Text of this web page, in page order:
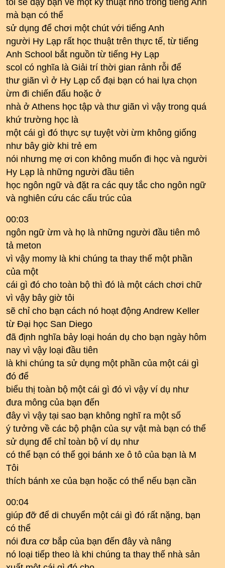
tôi sẽ dạy bạn về một kỹ thuật nhỏ trong tiếng Anh
mà bạn có thể
sử dụng để chơi một chút với tiếng Anh
người Hy Lạp rất học thuật trên thực tế, từ tiếng
Anh School bắt nguồn từ tiếng Hy Lạp
scol có nghĩa là Giải trí thời gian rảnh rỗi để
thư giãn vì ở Hy Lạp cổ đại bạn có hai lựa chọn
ừm đi chiến đấu hoặc ở
nhà ở Athens học tập và thư giãn vì vậy trong quá
khứ trường học là
một cái gì đó thực sự tuyệt vời ừm không giống
như bây giờ khi trẻ em
nói nhưng mẹ ơi con không muốn đi học và người
Hy Lạp là những người đầu tiên
học ngôn ngữ và đặt ra các quy tắc cho ngôn ngữ
và nghiên cứu các cấu trúc của
00:03
ngôn ngữ ừm và họ là những người đầu tiên mô
tả meton
vì vậy momy là khi chúng ta thay thế một phần
của một
cái gì đó cho toàn bộ thì đó là một cách chơi chữ
vì vậy bây giờ tôi
sẽ chỉ cho bạn cách nó hoạt động Andrew Keller
từ Đại học San Diego
đã định nghĩa bảy loại hoán dụ cho bạn ngày hôm
nay vì vậy loại đầu tiên
là khi chúng ta sử dụng một phần của một cái gì
đó để
biểu thị toàn bộ một cái gì đó vì vậy ví dụ như
đưa mông của bạn đến
đây vì vậy tại sao bạn không nghĩ ra một số
ý tưởng về các bộ phận của sự vật mà bạn có thể
sử dụng để chỉ toàn bộ ví dụ như
có thể bạn có thể gọi bánh xe ô tô của bạn là M
Tôi
thích bánh xe của bạn hoặc có thể nếu bạn cần
00:04
giúp đỡ để di chuyển một cái gì đó rất nặng, bạn
có thể
nói đưa cơ bắp của bạn đến đây và nâng
nó loại tiếp theo là khi chúng ta thay thế nhà sản